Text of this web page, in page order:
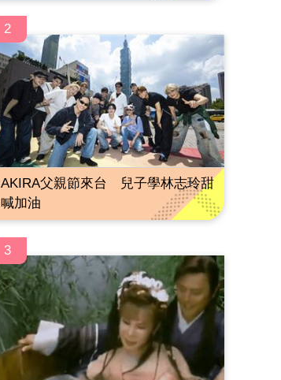
2
AKIRA父親節來台 兒子學林志玲甜
喊加油
3